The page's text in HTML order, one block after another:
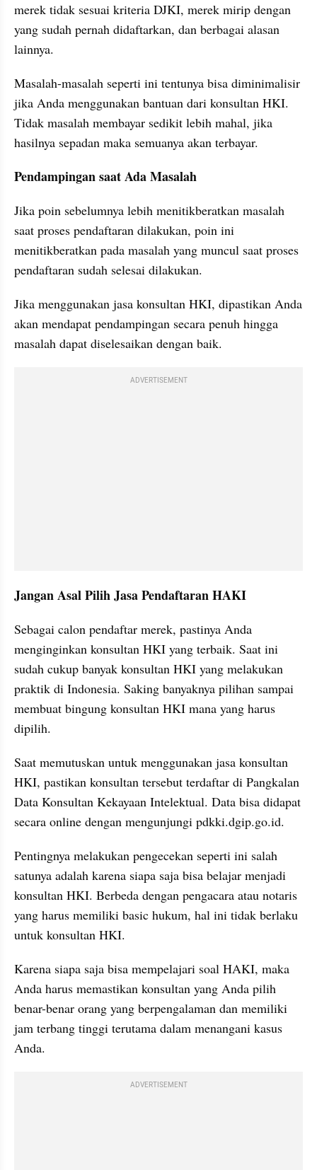
merek tidak sesuai kriteria DJKI, merek mirip dengan
yang sudah pernah didaftarkan, dan berbagai alasan
lainnya.
Masalah-masalah seperti ini tentunya bisa diminimalisir
jika Anda menggunakan bantuan dari konsultan HKI.
Tidak masalah membayar sedikit lebih mahal, jika
hasilnya sepadan maka semuanya akan terbayar.
Pendampingan saat Ada Masalah
Jika poin sebelumnya lebih menitikberatkan masalah
saat proses pendaftaran dilakukan, poin ini
menitikberatkan pada masalah yang muncul saat proses
pendaftaran sudah selesai dilakukan.
Jika menggunakan jasa konsultan HKI, dipastikan Anda
akan mendapat pendampingan secara penuh hingga
masalah dapat diselesaikan dengan baik.
ADVERTISEMENT
Jangan Asal Pilih Jasa Pendaftaran HAKI
Sebagai calon pendaftar merek, pastinya Anda
menginginkan konsultan HKI yang terbaik. Saat ini
sudah cukup banyak konsultan HKI yang melakukan
praktik di Indonesia. Saking banyaknya pilihan sampai
membuat bingung konsultan HKI mana yang harus
dipilih.
Saat memutuskan untuk menggunakan jasa konsultan
HKI, pastikan konsultan tersebut terdaftar di Pangkalan
Data Konsultan Kekayaan Intelektual. Data bisa didapat
secara online dengan mengunjungi pdkki.dgip.go.id.
Pentingnya melakukan pengecekan seperti ini salah
satunya adalah karena siapa saja bisa belajar menjadi
konsultan HKI. Berbeda dengan pengacara atau notaris
yang harus memiliki basic hukum, hal ini tidak berlaku
untuk konsultan HKI.
Karena siapa saja bisa mempelajari soal HAKI, maka
Anda harus memastikan konsultan yang Anda pilih
benar-benar orang yang berpengalaman dan memiliki
jam terbang tinggi terutama dalam menangani kasus
Anda.
ADVERTISEMENT